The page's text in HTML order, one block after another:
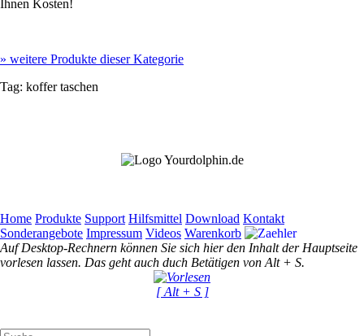
Ihnen Kosten!
» weitere Produkte dieser Kategorie
Tag: koffertaschen
Home Produkte Support Hilfsmittel Download Kontakt
Sonderangebote Impressum Videos Warenkorb
Auf Desktop-Rechnern können Sie sich hier den Inhalt der Hauptseite
vorlesen lassen. Das geht auch duch Betätigen von Alt + S.
[ Alt + S ]